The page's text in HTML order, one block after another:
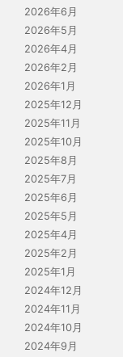
2026年6月
2026年5月
2026年4月
2026年2月
2026年1月
2025年12月
2025年11月
2025年10月
2025年8月
2025年7月
2025年6月
2025年5月
2025年4月
2025年2月
2025年1月
2024年12月
2024年11月
2024年10月
2024年9月